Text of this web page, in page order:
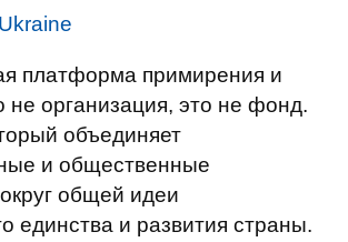
платформа примирения и
не организация, это не фонд.
объединяет
и общественные
общей идеи
единства и развития страны.